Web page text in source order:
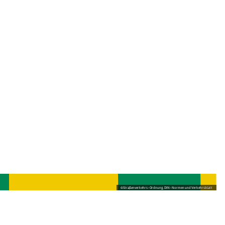
©Straßenverkehrs-Ordnung, DIN-Normen und Verkehrsblatt